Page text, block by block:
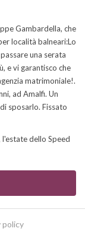
Gambardella, che
località balneari:Lo
una serata
e vi garantisco che
matrimoniale!.
ad Amalfi. Un
sposarlo. Fissato
dello Speed
policy